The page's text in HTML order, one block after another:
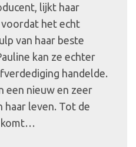
lijkt haar
het echt
van haar beste
kan ze echter
handelde.
een nieuw en zeer
haar leven. Tot de
komt…